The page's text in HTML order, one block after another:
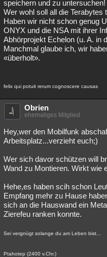
speichern und zu untersuchen!
Wer wohl soll all die Terabytes
Haben wir nicht schon genug
ONYX und die NSA mit ihrer
Abhörprojekt Echelon (u. A. in
Manchmal glaube ich, wir
«überholt».
felix qui potuit rerum cognoscere causas
Obrien
ehemaliges Mitglied
Hey,wer den Mobilfunk
Arbeitsplatz...verzieht euch;)
Wer sich davor schützen will
Wand zu Montieren. Wirkt wie
Hehe,es haben scih schon
Empfang mehr zu Hause
sich an die Hauswand ein
Zierefeu ranken konnte.
Sei vergnügt solange du am Leben bist...
Ptahotep (2400 v.Chr.)